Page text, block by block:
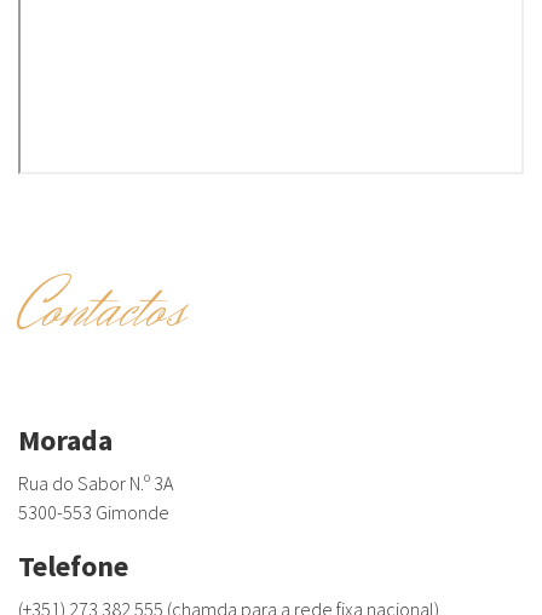
Contactos
Morada
Rua do Sabor N.º 3A
5300-553 Gimonde
Telefone
(+351) 273 382 555 (chamda para a rede fixa nacional)